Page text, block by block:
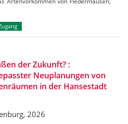
der Zukunft? :
Neuplanungen von
in der Hansestadt
2026